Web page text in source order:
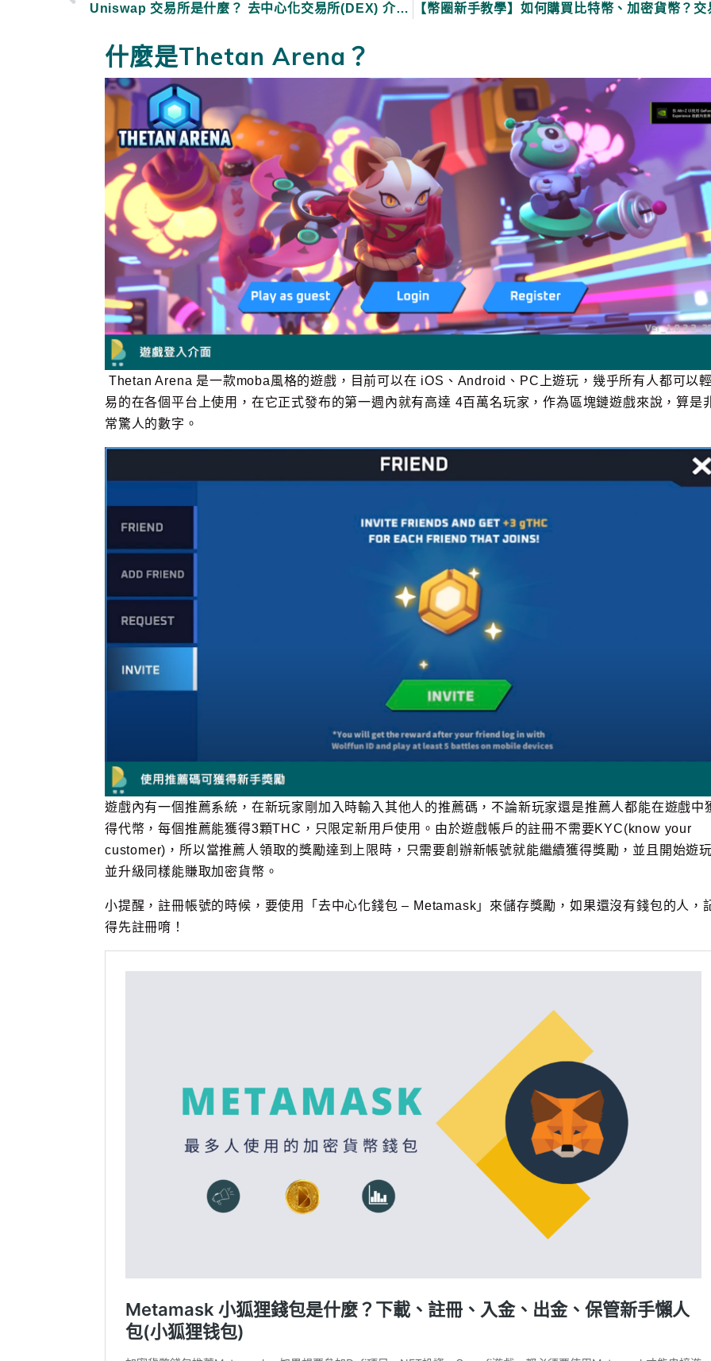
Uniswap 交易所是什麼？ 去中心化交易所(DEX) 介紹、使用方法及相關風險、如何提供流動性教學
什麼是Thetan Arena？
Thetan Arena 是一款moba風格的遊戲，目前可以在 iOS、Android、PC上遊玩，幾乎所有人都可以
易的在各個平台上使用，在它正式發布的第一週內就有高達 4百萬名玩家，作為區塊鏈遊戲來說，算是
常驚人的數字。
遊戲內有一個推薦系統，在新玩家剛加入時輸入其他人的推薦碼，不論新玩家還是推薦人都能在遊戲中
得代幣，每個推薦能獲得3顆THC，只限定新用戶使用。由於遊戲帳戶的註冊不需要KYC(know your
customer)，所以當推薦人領取的獎勵達到上限時，只需要創辦新帳號就能繼續獲得獎勵，並且開始遊
並升級同樣能賺取加密貨幣。
小提醒，註冊帳號的時候，要使用「去中心化錢包 – Metamask」來儲存獎勵，如果還沒有錢包的人，
得先註冊唷！